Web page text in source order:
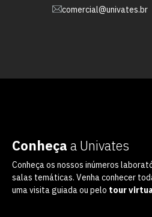
comercial@univates.br
Conheça a Univates
Conheça os nossos inúmeros
salas temáticas. Venha conhecer
uma visita guiada ou pelo tour